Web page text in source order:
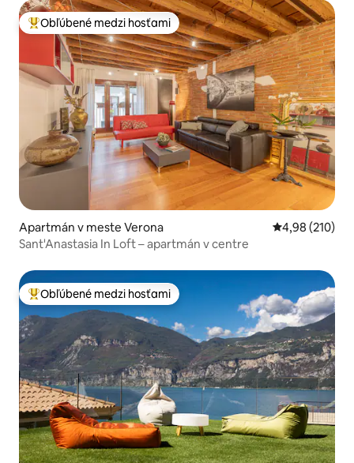
Najobľúbenejšie medzi hosťami
Obľúbené medzi hosťami
Apartmán v meste Verona Priemerné
4,98 (210)
Sant'Anastasia In Loft – apartmán v centre
Najobľúbenejšie medzi hosťami
Obľúbené medzi hosťami